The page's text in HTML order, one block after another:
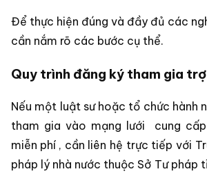
Để thực hiện đúng và đầy đủ các
cần nắm rõ các bước cụ thể.
Quy trình đăng ký tham gia
Nếu một luật sư hoặc tổ chức hành
tham gia vào mạng lưới
cung
miễn phí , cần liên hệ trực tiếp với
pháp lý nhà nước thuộc Sở Tư pháp